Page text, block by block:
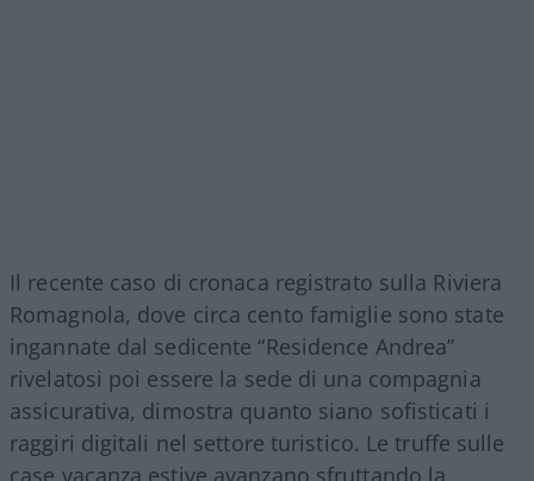
Il recente caso di cronaca registrato sulla Riviera
Romagnola, dove circa cento famiglie sono state
ingannate dal sedicente “Residence Andrea”
rivelatosi poi essere la sede di una compagnia
assicurativa, dimostra quanto siano sofisticati i
raggiri digitali nel settore turistico. Le truffe sulle
case vacanza estive avanzano sfruttando la